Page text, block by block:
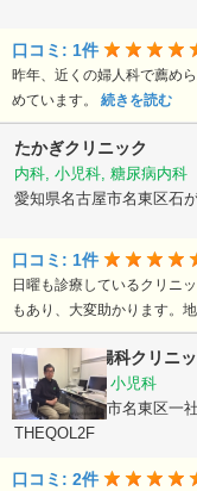
口コミ: 1件
昨年、近くの婦人科で薦め
めています。 続きを読む
たかぎクリニック
内科, 小児科, 糖尿病内科
愛知県名古屋市名東区石
口コミ: 1件
日曜も診療しているクリニ
もあり、大変助かります。
加藤内科胃腸科クリニ
内科, 胃腸科, 小児科
愛知県名古屋市名東区一
THEQOL2F
口コミ: 2件